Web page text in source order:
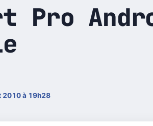
Pro
2010 à 19h28